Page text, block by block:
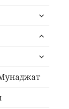
меню
раскрыть
меню
раскрыть
меню
раскрыть
меню